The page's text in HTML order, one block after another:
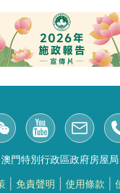
澳門特別行政區政府房屋局
免責聲明 使用條款